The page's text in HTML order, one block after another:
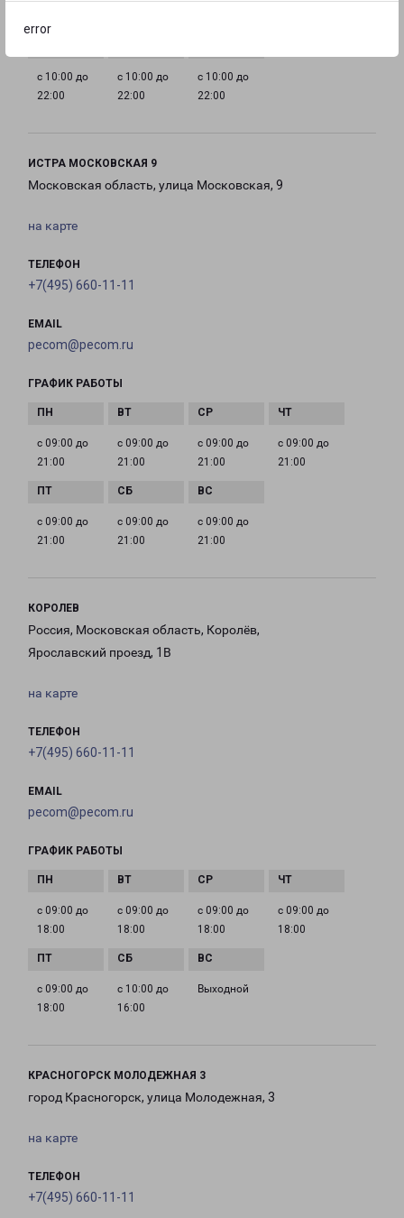
error
с 10:00 до
22:00
с 10:00 до
22:00
с 10:00 до
22:00
ИСТРА МОСКОВСКАЯ 9
Московская область, улица Московская, 9
на карте
ТЕЛЕФОН
+7(495) 660-11-11
EMAIL
pecom@pecom.ru
ГРАФИК РАБОТЫ
с 09:00 до
21:00
с 09:00 до
21:00
с 09:00 до
21:00
с 09:00 до
21:00
с 09:00 до
21:00
с 09:00 до
21:00
с 09:00 до
21:00
КОРОЛЕВ
Россия, Московская область, Королёв,
Ярославский проезд, 1В
на карте
ТЕЛЕФОН
+7(495) 660-11-11
EMAIL
pecom@pecom.ru
ГРАФИК РАБОТЫ
с 09:00 до
18:00
с 09:00 до
18:00
с 09:00 до
18:00
с 09:00 до
18:00
с 09:00 до
18:00
с 10:00 до
16:00
Выходной
КРАСНОГОРСК МОЛОДЕЖНАЯ 3
город Красногорск, улица Молодежная, 3
на карте
ТЕЛЕФОН
+7(495) 660-11-11